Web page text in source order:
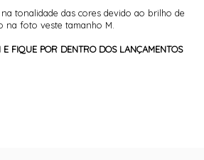
tonalidade das cores devido ao brilho de
na foto veste tamanho M.
FIQUE POR DENTRO DOS LANÇAMENTOS